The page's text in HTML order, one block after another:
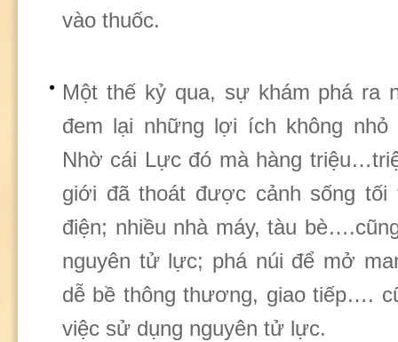
vào thuốc.
Một thế kỷ qua, sự khám phá ra
đem lại những lợi ích không nhỏ
Nhờ cái Lực đó mà hàng
giới đã thoát được cảnh sống tối
điện; nhiều nhà máy, tàu
nguyên tử lực; phá núi để mở
dễ bề thông thương, giao tiếp….
việc sử dụng nguyên tử lực.